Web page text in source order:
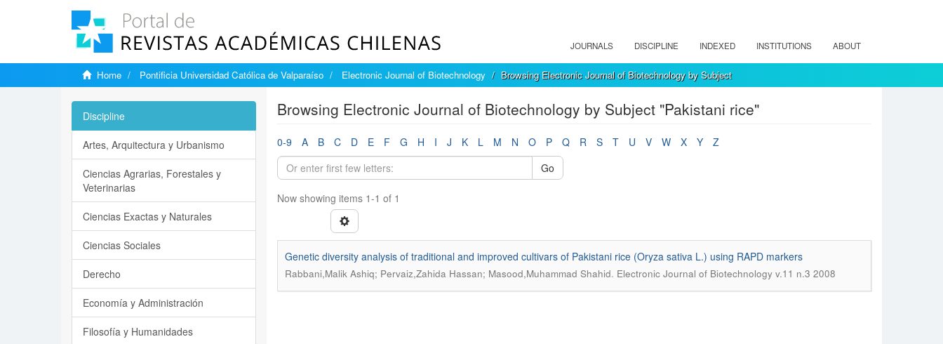
JOURNALS DISCIPLINE INDEXED INSTITUTIONS ABOUT
Home Pontificia Universidad Católica de Valparaíso Electronic Journal of Biotechnology Browsing Electronic Journal of Biotechnology by Subject
Browsing Electronic Journal of Biotechnology by Subject "Pakistani rice"
0-9 A B C D E F G H I J K L M N O P Q R S T U V W X Y
Z
Go
Now showing items 1-1 of 1
Genetic diversity analysis of traditional and improved cultivars of Pakistani rice (Oryza sativa L.) using RAPD markers
Rabbani,Malik Ashiq; Pervaiz,Zahida Hassan; Masood,Muhammad Shahid. Electronic Journal of Biotechnology v.11 n.3 2008
Discipline
Artes, Arquitectura y Urbanismo
Ciencias Agrarias, Forestales y
Veterinarias
Ciencias Exactas y Naturales
Ciencias Sociales
Derecho
Economía y Administración
Filosofía y Humanidades